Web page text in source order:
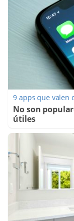
9 apps que valen
No son
útiles